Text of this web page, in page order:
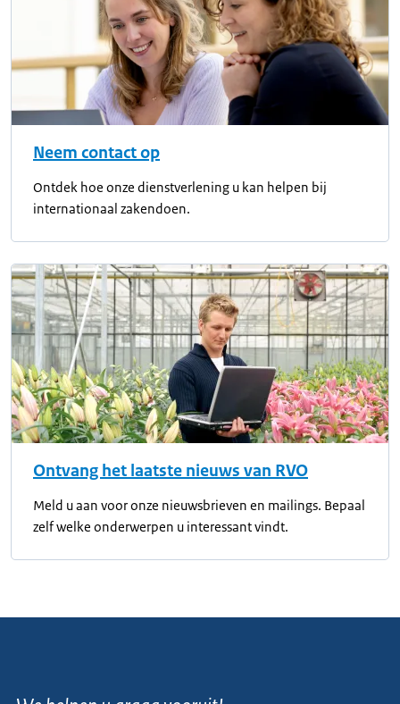
Neem contact op
Ontdek hoe onze dienstverlening u kan helpen bij
internationaal zakendoen.
Ontvang het laatste nieuws van RVO
Meld u aan voor onze nieuwsbrieven en mailings. Bepaal
zelf welke onderwerpen u interessant vindt.